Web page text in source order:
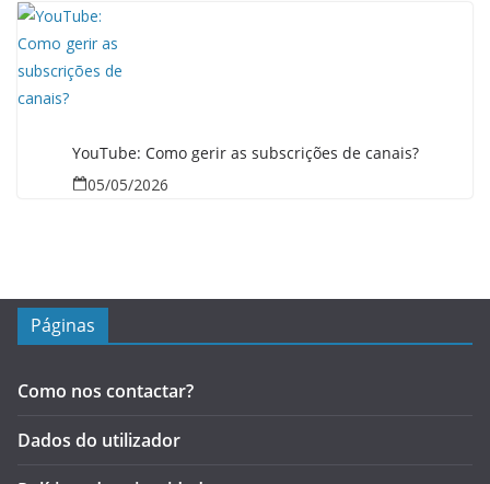
YouTube: Como gerir as subscrições de canais?
05/05/2026
Páginas
Como nos contactar?
Dados do utilizador